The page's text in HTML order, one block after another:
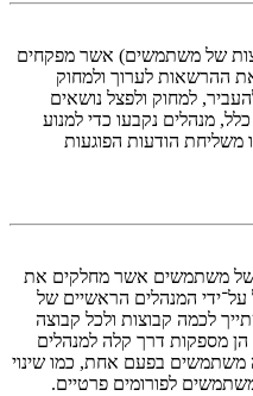
של משתמשים) אשר מפקחים
ההרשאות לערוך ולמחוק
למחוק ולפצל נושאים
מנהלים נקבעו כדי למנוע
הודעות הפוגעות
של משתמשים אשר מחלקים את
על־ידי המנהלים הראשיים של
לכמה קבוצות ולכל קבוצה
מספקות דרך קלה למנהלים
בפעם אחת, כמו שינוי
לפורומים פרטיים.